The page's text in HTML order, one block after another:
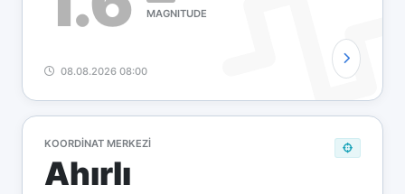
MAGNITUDE
08.08.2026 08:00
KOORDINAT MERKEZI
Ahırlı